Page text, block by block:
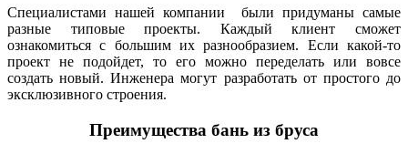
Специалистами нашей компании были придуманы самые
разные типовые проекты. Каждый клиент сможет
ознакомиться с большим их разнообразием. Если какой-то
проект не подойдет, то его можно переделать или вовсе
создать новый. Инженера могут разработать от простого до
эксклюзивного строения.
Преимущества бань из бруса